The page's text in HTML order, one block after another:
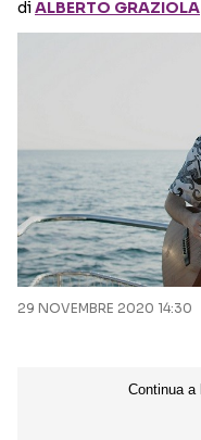
diALBERTO GRAZIOLA
29 NOVEMBRE 2020 14:30